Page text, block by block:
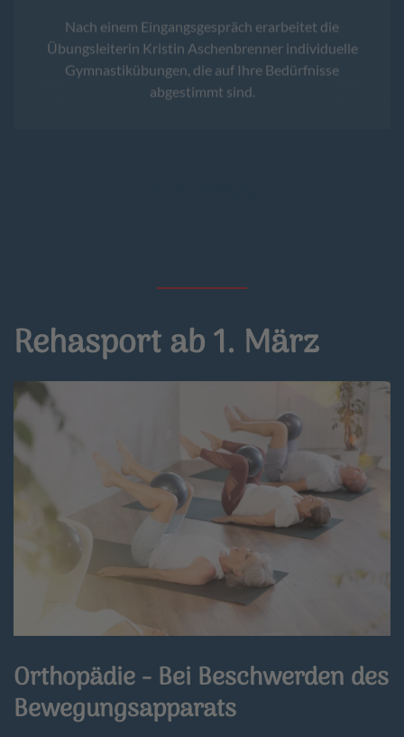
Nach einem Eingangsgespräch erarbeitet die
Übungsleiterin Kristin Aschenbrenner individuelle
Gymnastikübungen, die auf Ihre Bedürfnisse
abgestimmt sind.
Rehasport ab 1. März
Orthopädie - Bei Beschwerden des
Bewegungsapparats